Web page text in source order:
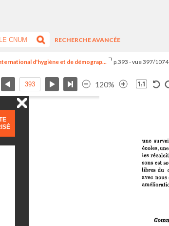
RECHERCHE AVANCÉE
d'hygiène et de démograp... p.393 - vue 397/1074
120%